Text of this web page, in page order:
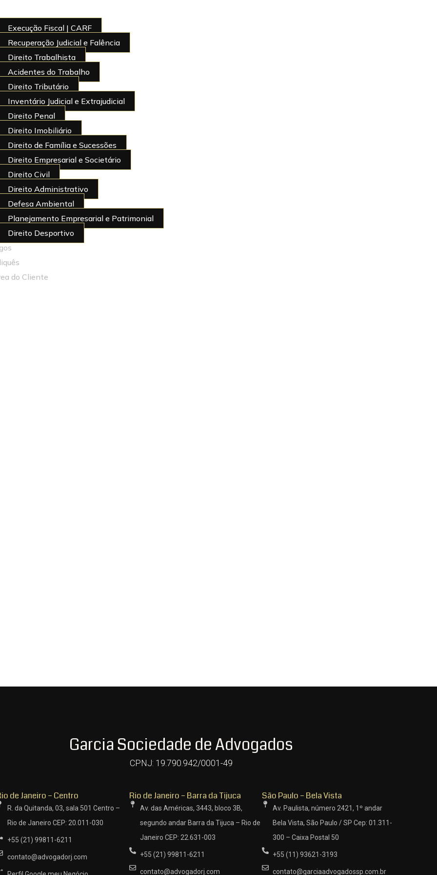
Execução Fiscal | CARF
Recuperação Judicial e Falência
Direito Trabalhista
Acidentes do Trabalho
Direito Tributário
Inventário Judicial e Extrajudicial
Direito Penal
Direito Imobiliário
Direito de Família e Sucessões
Direito Empresarial e Societário
Direito Civil
Direito Administrativo
Defesa Ambiental
Planejamento Empresarial e Patrimonial
Direito Desportivo
do Cliente
Garcia Sociedade de Advogados
CPNJ: 19.790.942/0001-49
de Janeiro – Centro
R. da Quitanda, 03, sala 501 Centro –
Rio de Janeiro CEP: 20.011-030
+55 (21) 99811-6211
contato@advogadorj.com
Rio de Janeiro – Barra da Tijuca
Av. das Américas, 3443, bloco 3B,
segundo andar Barra da Tijuca – Rio de
Janeiro CEP: 22.631-003
+55 (21) 99811-6211
contato@advogadorj.com
São Paulo – Bela Vista
Av. Paulista, número 2421, 1º andar
Bela Vista, São Paulo / SP Cep: 01.311-
300 – Caixa Postal 50
+55 (11) 93621-3193
contato@garciaadvogadossp.com.br